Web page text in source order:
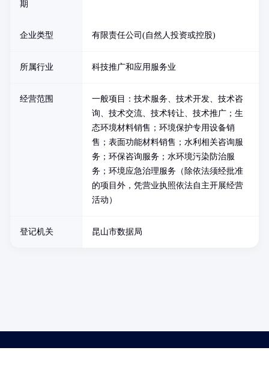
期
企业类型 有限责任公司(自然人投资或控股)
所属行业 科技推广和应用服务业
经营范围
一般项目：技术服务、技术开发、技术咨
询、技术交流、技术转让、技术推广；生
态环境材料销售；环境保护专用设备销
售；表面功能材料销售；水利相关咨询服
务；环保咨询服务；水环境污染防治服
务；环境应急治理服务（除依法须经批准
的项目外，凭营业执照依法自主开展经营
活动）
登记机关 昆山市数据局